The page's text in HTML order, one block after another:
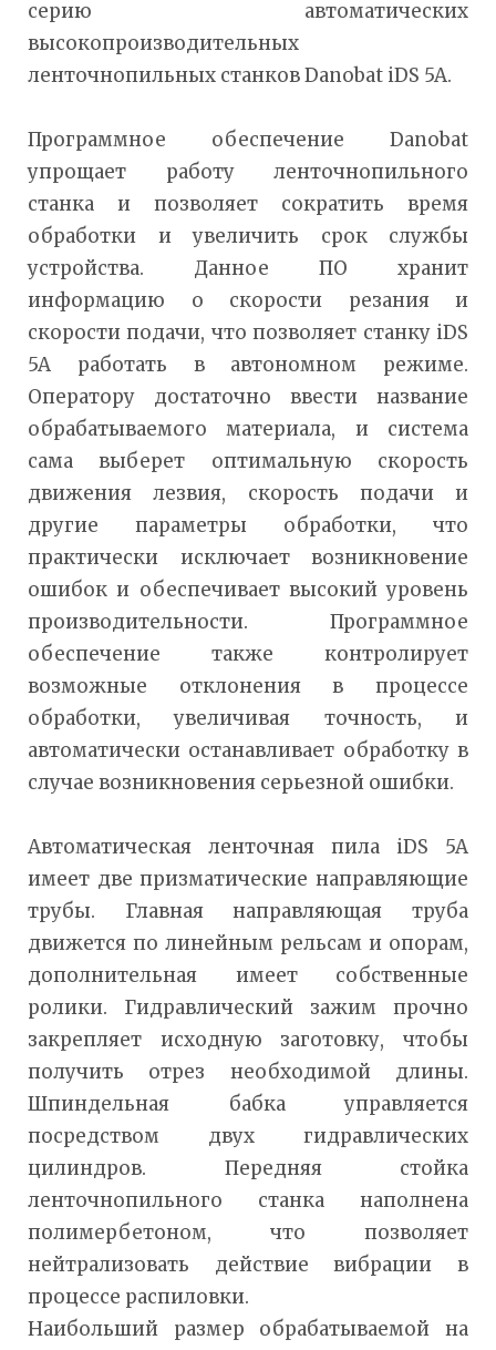
серию автоматических
высокопроизводительных
ленточнопильных станков Danobat iDS 5A.
Программное обеспечение Danobat
упрощает работу ленточнопильного
станка и позволяет сократить время
обработки и увеличить срок службы
устройства. Данное ПО хранит
информацию о скорости резания и
скорости подачи, что позволяет станку iDS
5A работать в автономном режиме.
Оператору достаточно ввести название
обрабатываемого материала, и система
сама выберет оптимальную скорость
движения лезвия, скорость подачи и
другие параметры обработки, что
практически исключает возникновение
ошибок и обеспечивает высокий уровень
производительности. Программное
обеспечение также контролирует
возможные отклонения в процессе
обработки, увеличивая точность, и
автоматически останавливает обработку в
случае возникновения серьезной ошибки.
Автоматическая ленточная пила iDS 5A
имеет две призматические направляющие
трубы. Главная направляющая труба
движется по линейным рельсам и опорам,
дополнительная имеет собственные
ролики. Гидравлический зажим прочно
закрепляет исходную заготовку, чтобы
получить отрез необходимой длины.
Шпиндельная бабка управляется
посредством двух гидравлических
цилиндров. Передняя стойка
ленточнопильного станка наполнена
полимербетоном, что позволяет
нейтрализовать действие вибрации в
процессе распиловки.
Наибольший размер обрабатываемой на